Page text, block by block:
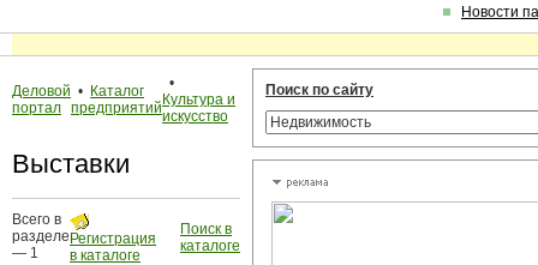
Новости
Деловой
портал
• Каталог
предприятий
•
Культура и
искусство
Выставки
Всего в
разделе
— 1
Регистрация
в каталоге
Поиск в
каталоге
Поиск по сайту